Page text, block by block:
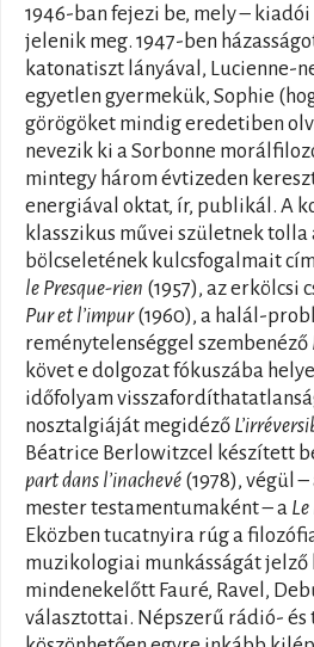
1946-ban fejezi be, mely –
jelenik meg. 1947-ben
katonatiszt lányával, Lucienne-
egyetlen gyermekük, Sophie
görögöket mindig eredetiben
nevezik ki a Sorbonne
mintegy három évtizeden
energiával oktat, ír, publikál. A
klasszikus művei születnek tolla
bölcseletének kulcsfogalmait
le Presque-rien (1957), az erkölcsi
Pur et l’impur(1960), a halál-
reménytelenséggel szembenéző
követ e dolgozat fókuszába
időfolyam
nosztalgiáját megidéző
Béatrice Berlowitzcel készített
part dans l’inachevé (1978), végül
mester testamentumaként – a
Eközben tucatnyira rúg a
muzikologiai munkásságát jelző
mindenekelőtt Fauré, Ravel,
választottai. Népszerű rádió- és